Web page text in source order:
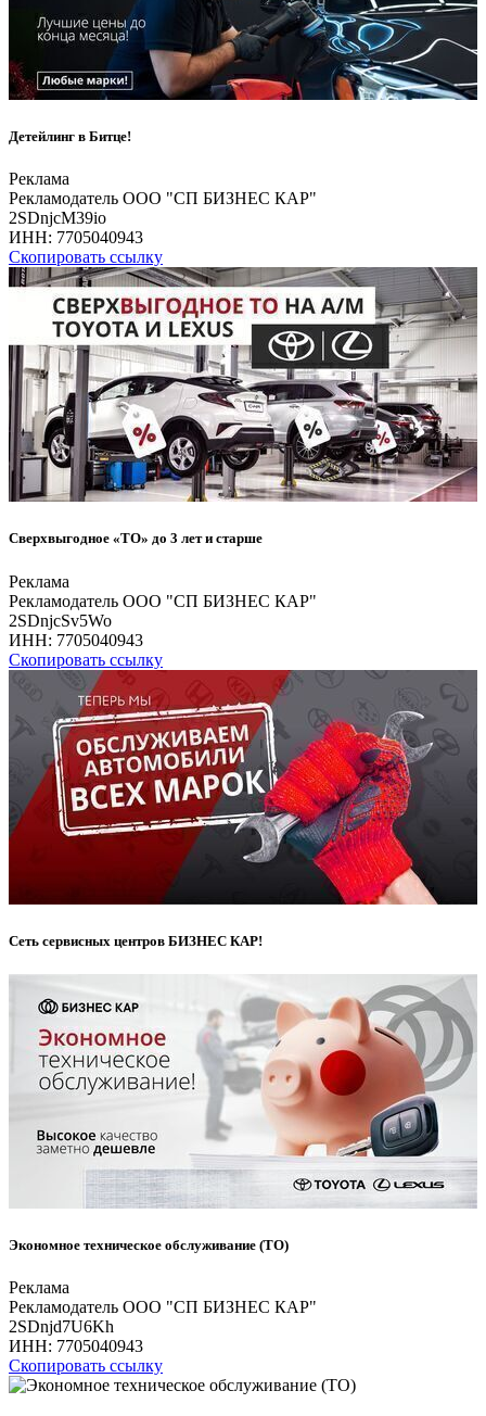
Детейлинг в Битце!
Реклама
Рекламодатель ООО "СП БИЗНЕС КАР"
2SDnjcM39io
ИНН: 7705040943
Скопировать ссылку
Сверхвыгодное «ТО» до 3 лет и старше
Реклама
Рекламодатель ООО "СП БИЗНЕС КАР"
2SDnjcSv5Wo
ИНН: 7705040943
Скопировать ссылку
Сеть сервисных центров БИЗНЕС КАР!
Экономное техническое обслуживание (ТО)
Реклама
Рекламодатель ООО "СП БИЗНЕС КАР"
2SDnjd7U6Kh
ИНН: 7705040943
Скопировать ссылку